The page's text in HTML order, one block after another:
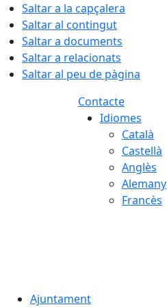
Saltar a la capçalera
Saltar al contingut
Saltar a documents
Saltar a relacionats
Saltar al peu de pàgina
Contacte
Idiomes
Català
Castellà
Anglès
Alemany
Francès
Ajuntament